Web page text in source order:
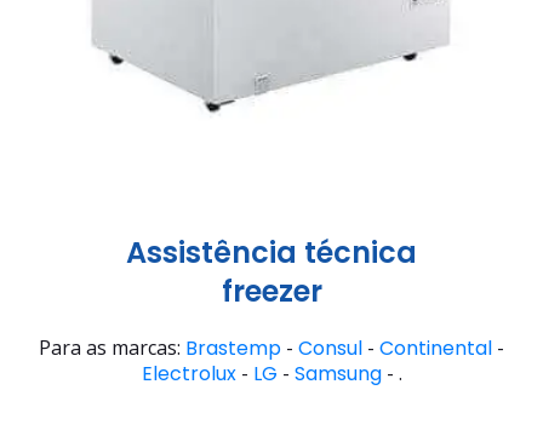
Assistência técnica
freezer
Para as marcas: Brastemp - Consul - Continental -
Electrolux- LG - Samsung- .